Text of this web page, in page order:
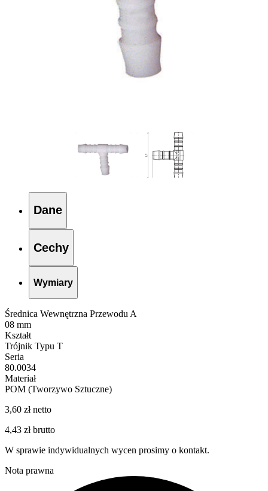
Dane
Cechy
Wymiary
Średnica Wewnętrzna Przewodu A
08 mm
Kształt
Trójnik Typu T
Seria
80.0034
Materiał
POM (Tworzywo Sztuczne)
3,60 zł netto
4,43 zł brutto
W sprawie indywidualnych wycen prosimy o kontakt.
Nota prawna